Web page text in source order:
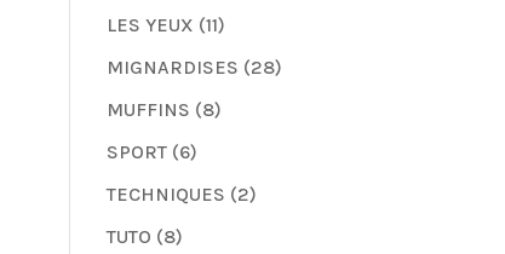
LES YEUX (11)
MIGNARDISES (28)
MUFFINS (8)
SPORT (6)
TECHNIQUES (2)
TUTO (8)